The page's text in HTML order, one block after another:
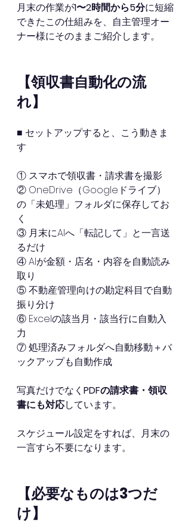
月末の作業が1〜2時間から5分に短縮
できたこの仕組みを、自主管理オー
ナー様にそのままご紹介します。
【領収書自動化の流
れ】
■ セットアップすると、こう動きま
す
① スマホで領収書・請求書を撮影
② OneDrive（Googleドライブ）
の「未処理」フォルダに保存してお
く
③ 月末にAIへ「転記して」と一言送
るだけ
④ AIが金額・店名・内容を自動読み
取り
⑤ 不動産管理向けの勘定科目で自動
振り分け
⑥ Excelの該当月・該当行に自動入
力
⑦ 処理済みフォルダへ自動移動＋バ
ックアップも自動作成
写真だけでなく PDFの請求書・領収
書にも対応しています。
スケジュール設定をすれば、月末の
一言すら不要になります。
【必要なものは3つだ
け】